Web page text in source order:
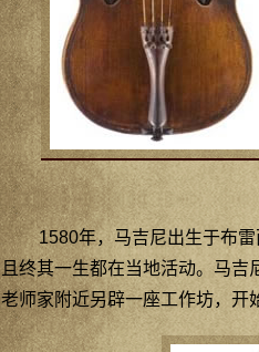
1580年，马吉尼出生于布
且终其一生都在当地活动。马吉
老师家附近另辟一座工作坊，开